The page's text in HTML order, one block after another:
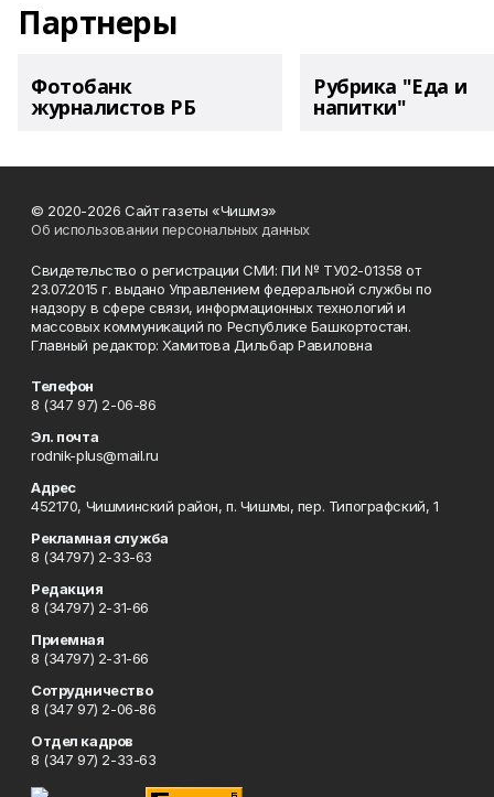
Партнеры
Фотобанк
журналистов РБ
Рубрика "Еда и
напитки"
© 2020-2026 Сайт газеты «Чишмэ»
Об использовании персональных данных
Свидетельство о регистрации СМИ: ПИ № ТУ02-01358 от
23.07.2015 г. выдано Управлением федеральной службы по
надзору в сфере связи, информационных технологий и
массовых коммуникаций по Республике Башкортостан.
Главный редактор: Хамитова Дильбар Равиловна
Телефон
8 (347 97) 2-06-86
Эл. почта
rodnik-plus@mail.ru
Адрес
452170, Чишминский район, п. Чишмы, пер. Типографский, 1
Рекламная служба
8 (34797) 2-33-63
Редакция
8 (34797) 2-31-66
Приемная
8 (34797) 2-31-66
Сотрудничество
8 (347 97) 2-06-86
Отдел кадров
8 (347 97) 2-33-63